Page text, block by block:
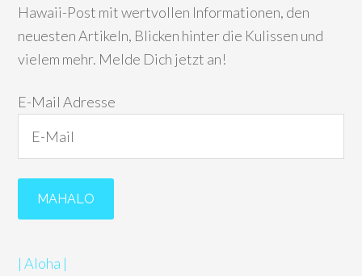
Hawaii-Post mit wertvollen Informationen, den
neuesten Artikeln, Blicken hinter die Kulissen und
vielem mehr. Melde Dich jetzt an!
E-Mail Adresse
| Aloha |